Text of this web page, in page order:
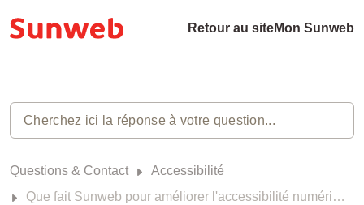
Retour au siteMon Sunweb
Questions & Contact
Accessibilité
Que fait Sunweb pour améliorer l'accessibilité numérique ?